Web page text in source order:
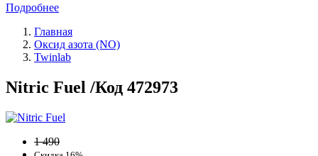
Подробнее
Главная
Оксид азота (NO)
Twinlab
Nitric Fuel /Код 472973
1 490